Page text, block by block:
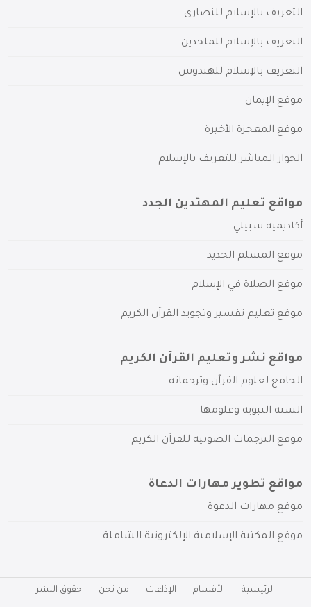
التعريف بالإسلام للنصارى
التعريف بالإسلام للملحدين
التعريف بالإسلام للهندوس
موقع الإيمان
موقع المعجزة الأخيرة
الحوار المباشر للتعريف بالإسلام
مواقع تعليم المهتدين الجدد
أكاديمية سبيلي
موقع المسلم الجديد
موقع الصلاة في الإسلام
موقع تعليم تفسير وتجويد القرآن الكريم
مواقع نشر وتعليم القرآن الكريم
الجامع لعلوم القرآن وترجماته
السنة النبوية وعلومها
موقع الترجمات الصوتية للقرآن الكريم
مواقع تطوير مهارات الدعاة
موقع مهارات الدعوة
موقع المكتبة الإسلامية الإلكترونية الشاملة
الرئيسية الأقسام الإذاعات من نحن حقوق النشر